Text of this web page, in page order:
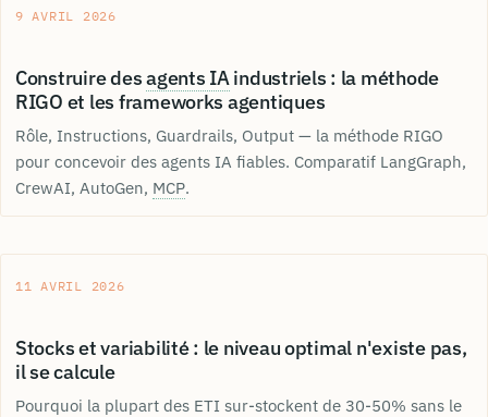
9 AVRIL 2026
Construire desagents IAindustriels : la méthode
RIGO et les frameworks agentiques
Rôle, Instructions, Guardrails, Output — la méthode RIGO
pour concevoir des agents IA fiables. Comparatif LangGraph,
CrewAI, AutoGen, MCP.
11 AVRIL 2026
Stocks et variabilité : le niveau optimal n'existe pas,
il se calcule
Pourquoi la plupart des ETI sur-stockent de 30-50% sans le